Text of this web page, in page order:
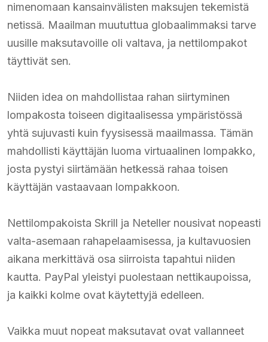
nimenomaan kansainvälisten maksujen tekemistä
netissä. Maailman muututtua globaalimmaksi tarve
uusille maksutavoille oli valtava, ja nettilompakot
täyttivät sen.
Niiden idea on mahdollistaa rahan siirtyminen
lompakosta toiseen digitaalisessa ympäristössä
yhtä sujuvasti kuin fyysisessä maailmassa. Tämän
mahdollisti käyttäjän luoma virtuaalinen lompakko,
josta pystyi siirtämään hetkessä rahaa toisen
käyttäjän vastaavaan lompakkoon.
Nettilompakoista Skrill ja Neteller nousivat nopeasti
valta-asemaan rahapelaamisessa, ja kultavuosien
aikana merkittävä osa siirroista tapahtui niiden
kautta. PayPal yleistyi puolestaan nettikaupoissa,
ja kaikki kolme ovat käytettyjä edelleen.
Vaikka muut nopeat maksutavat ovat vallanneet